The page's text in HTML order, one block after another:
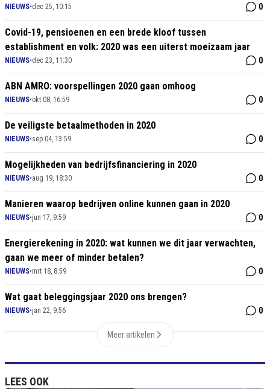
NIEUWS•dec 25, 10:15 0
Covid-19, pensioenen en een brede kloof tussen
establishment en volk: 2020 was een uiterst moeizaam jaar
NIEUWS•dec 23, 11:30 0
ABN AMRO: voorspellingen 2020 gaan omhoog
NIEUWS•okt 08, 16:59 0
De veiligste betaalmethoden in 2020
NIEUWS•sep 04, 13:59 0
Mogelijkheden van bedrijfsfinanciering in 2020
NIEUWS•aug 19, 18:30 0
Manieren waarop bedrijven online kunnen gaan in 2020
NIEUWS•jun 17, 9:59 0
Energierekening in 2020: wat kunnen we dit jaar verwachten,
gaan we meer of minder betalen?
NIEUWS•mrt 18, 8:59 0
Wat gaat beleggingsjaar 2020 ons brengen?
NIEUWS•jan 22, 9:56 0
Meer artikelen
LEES OOK